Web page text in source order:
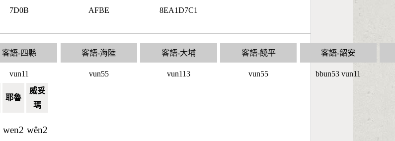
7D0B AFBE 8EA1D7C1
耶魯
威妥
瑪
wen2 wên2
客語-四縣
vun11
客語-海陸
vun55
客語-大埔
vun113
客語-饒平
vun55
客語-韶安
bbun53 vun11